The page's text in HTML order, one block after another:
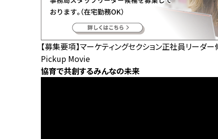
【募集要項】マーケティングセクション正社員リーダ
Pickup Movie
協育で共創するみんなの未来